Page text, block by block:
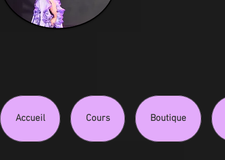
Accueil Cours Boutique